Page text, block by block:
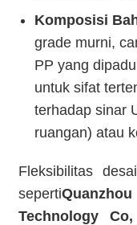
Komposisi
grade murni,
PP yang
untuk sifat
terhadap sinar
ruangan) atau
Fleksibilitas
seperti
Technology